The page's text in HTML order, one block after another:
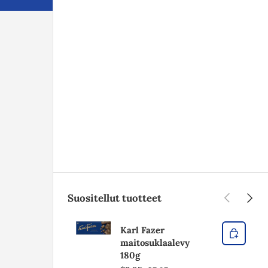
Suositellut tuotteet Edellinen
Karl Fazer
maitosuklaalevy
180g